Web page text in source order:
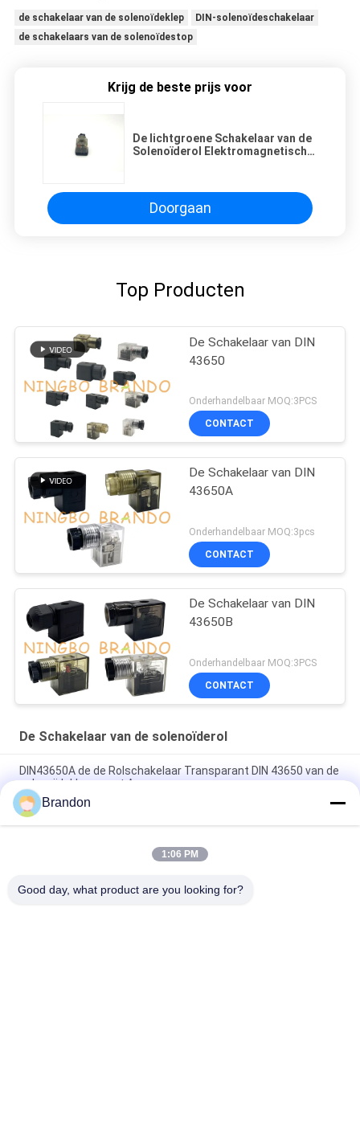
de schakelaar van de solenoïdeklep
DIN-solenoïdeschakelaar
de schakelaars van de solenoïdestop
Krijg de beste prijs voor
De lichtgroene Schakelaar van de
Solenoïderol Elektromagnetisch
Doorgaan
Top Producten
De Schakelaar van DIN
43650
Onderhandelbaar MOQ:3PCS
CONTACT
De Schakelaar van DIN
43650A
Onderhandelbaar MOQ:3pcs
CONTACT
De Schakelaar van DIN
43650B
Onderhandelbaar MOQ:3PCS
CONTACT
De Schakelaar van de solenoïderol
DIN43650A de de Rolschakelaar Transparant DIN 43650 van de
solenoïdeklep vormt A
DIN43650A de Rolschakelaar van de solenoïdeklep met LEIDEN
DIN 43650 Type A
Van de de Solenoïdeklep van DIN 43650A van de de Rolstop de
Brandon
1:06 PM
Good day, what product are you looking for?